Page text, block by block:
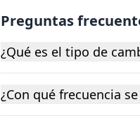
Preguntas
¿Qué es el tipo de
¿Con qué frecuencia